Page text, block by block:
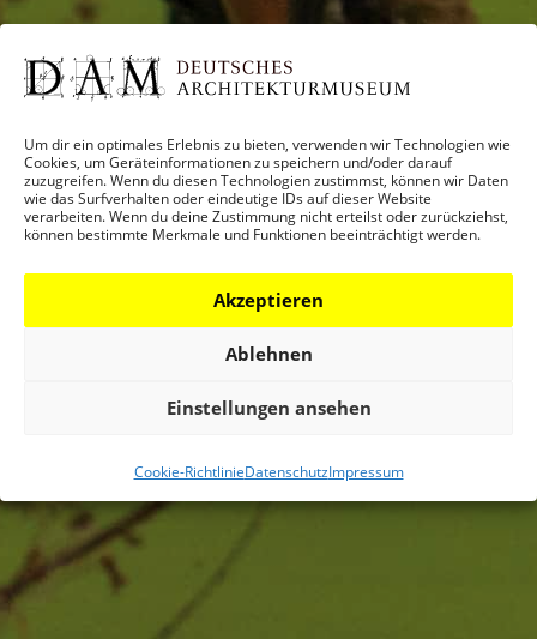
Um dir ein optimales Erlebnis zu bieten, verwenden wir Technologien wie
Cookies, um Geräteinformationen zu speichern und/oder darauf
zuzugreifen. Wenn du diesen Technologien zustimmst, können wir Daten
wie das Surfverhalten oder eindeutige IDs auf dieser Website
verarbeiten. Wenn du deine Zustimmung nicht erteilst oder zurückziehst,
können bestimmte Merkmale und Funktionen beeinträchtigt werden.
Akzeptieren
Ablehnen
Einstellungen ansehen
Cookie-RichtlinieDatenschutzImpressum